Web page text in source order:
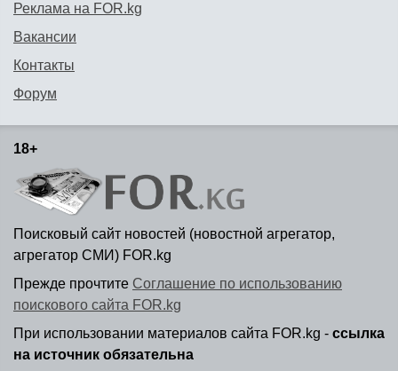
Реклама на FOR.kg
Вакансии
Контакты
Форум
18+
Поисковый сайт новостей (новостной агрегатор,
агрегатор СМИ) FOR.kg
Прежде прочтите Соглашение по использованию
поискового сайта FOR.kg
При использовании материалов сайта FOR.kg - ссылка
на источник обязательна